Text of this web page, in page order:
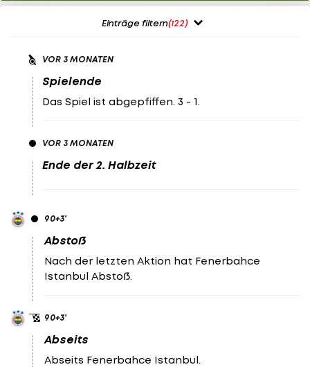
Einträge filtern(122)
VOR 3 MONATEN
Spielende
Das Spiel ist abgepfiffen. 3 - 1.
VOR 3 MONATEN
Ende der 2. Halbzeit
90+3'
Abstoß
Nach der letzten Aktion hat Fenerbahce
Istanbul Abstoß.
90+3'
Abseits
Abseits Fenerbahce Istanbul.